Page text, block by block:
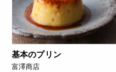
基本のプリン
富澤商店